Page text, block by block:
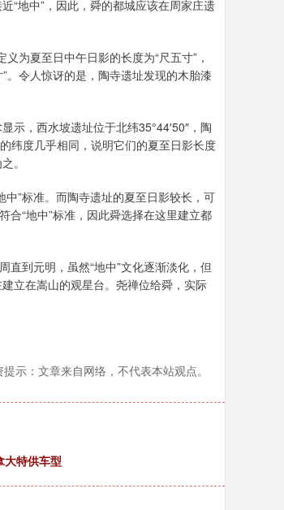
“地中”，因此，舜的都城应该在周家庄遗
为夏至日中午日影的长度为“尺五寸”，
。令人惊讶的是，陶寺遗址发现的木胎漆
示，西水坡遗址位于北纬35°44′50″，陶
纬度几乎相同，说明它们的夏至日影长度
。
”标准。而陶寺遗址的夏至日影较长，可
合“地中”标准，因此舜选择在这里建立都
直到元明，虽然“地中”文化逐渐淡化，但
立在嵩山的观星台。尧禅位给舜，实际
示：文章来自网络，不代表本站观点。
大特供车型